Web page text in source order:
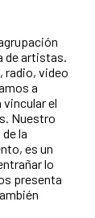
de artistas.
radio, video
a
el
Nuestro
la
es un
lo
presenta